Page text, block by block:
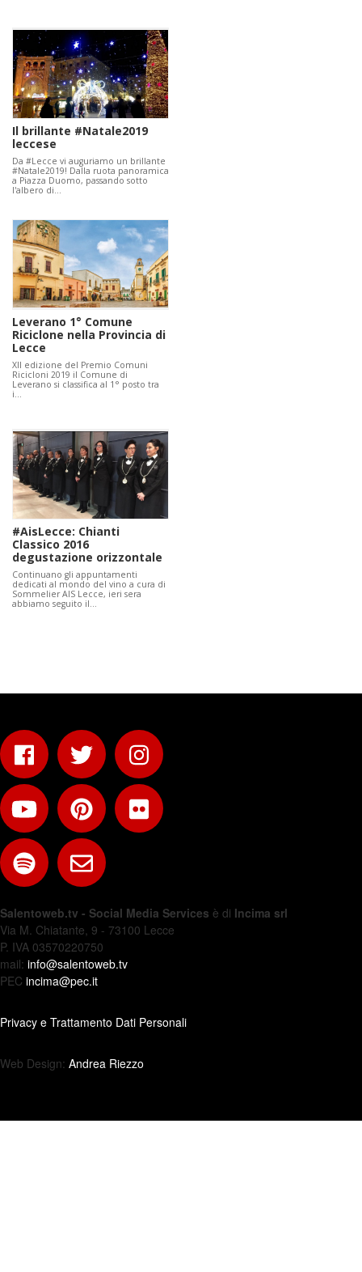
Il brillante #Natale2019
leccese
Da #Lecce vi auguriamo un brillante
#Natale2019! Dalla ruota panoramica
a Piazza Duomo, passando sotto
l'albero di…
Leverano 1° Comune
Riciclone nella Provincia di
Lecce
XII edizione del Premio Comuni
Ricicloni 2019 il Comune di
Leverano si classifica al 1° posto tra
i…
#AisLecce: Chianti
Classico 2016
degustazione orizzontale
Continuano gli appuntamenti
dedicati al mondo del vino a cura di
Sommelier AIS Lecce, ieri sera
abbiamo seguito il…
Salentoweb.tv - Social Media Services è di Incima srl
Via M. Chiatante, 9 - 73100 Lecce
P. IVA 03570220750
mail: info@salentoweb.tv
PEC incima@pec.it
Privacy e Trattamento Dati Personali
Web Design: Andrea Riezzo